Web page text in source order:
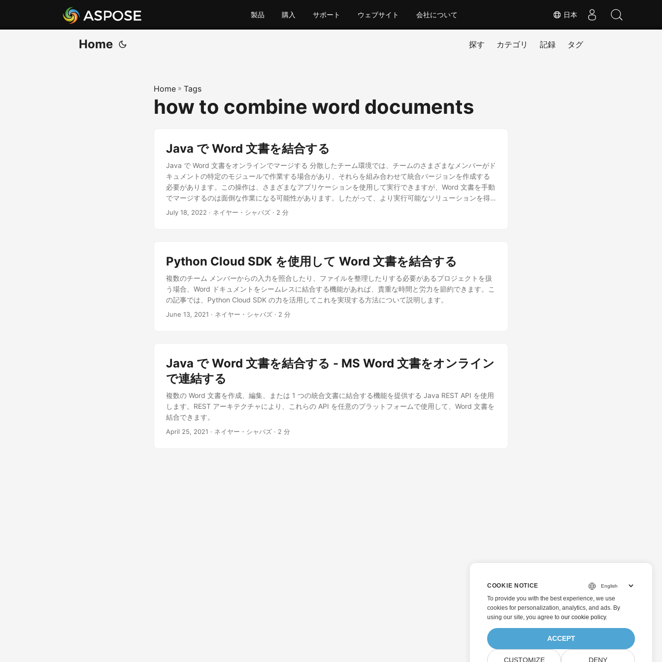
日本
製品 購入 サポート ウェブサイト 会社について
Home 探す カテゴリ 記録 タグ
Home » Tags
how to combine word documents
Java で Word 文書を結合する
Java で Word 文書をオンラインでマージする 分散したチーム環境では、チームのさまざまなメンバーがド
キュメントの特定のモジュールで作業する場合があり、それらを組み合わせて統合バージョンを作成する
必要があります。この操作は、さまざまなアプリケーションを使用して実行できますが、Word 文書を手動
でマージするのは面倒な作業になる可能性があります。したがって、より実行可能なソリューションを得
るために、Java SDK を使用して Word 文書を結合する方法の詳細について説明します。 ドキュメントの
細を追加してください。
AsposeJavaAPI Aspose Java API https://repository.aspose.cloud/repo/
com.aspose
aspose-words-cloud 22.5.0
インストール後、Aspose.Cloud ダッシュボード で GitHub ま
たは Google アカウントを使用して無料のアカウントを登録するか、単にサインアップしてクライアント資
格情報を取得する必要があります。 Java で Word 文書を結合する Java コード スニペットを使用して
Word ドキュメントを結合するには、以下の手順に従ってください。
July 18, 2022 · ネイヤー・シャバズ · 2 分
Python Cloud SDK を使用して Word 文書を結合する
複数のチーム メンバーからの入力を照合したり、ファイルを整理したりする必要があるプロジェクトを扱
う場合、Word ドキュメントをシームレスに結合する機能があれば、貴重な時間と労力を節約できます。こ
の記事では、Python Cloud SDK の力を活用してこれを実現する方法について説明します。
June 13, 2021 · ネイヤー・シャバズ · 2 分
Java で Word 文書を結合する - MS Word 文書をオンライン
で連結する
複数の Word 文書を作成、編集、または 1 つの統合文書に結合する機能を提供する Java REST API を使用
します。REST アーキテクチャにより、これらの API を任意のプラットフォームで使用して、Word 文書を
結合できます。
April 25, 2021 · ネイヤー・シャバズ · 2 分
COOKIE NOTICE
To provide you with the best experience, we use
cookies for personalization, analytics, and ads. By
using our site, you agree to our cookie policy.
ACCEPT
CUSTOMIZE DENY